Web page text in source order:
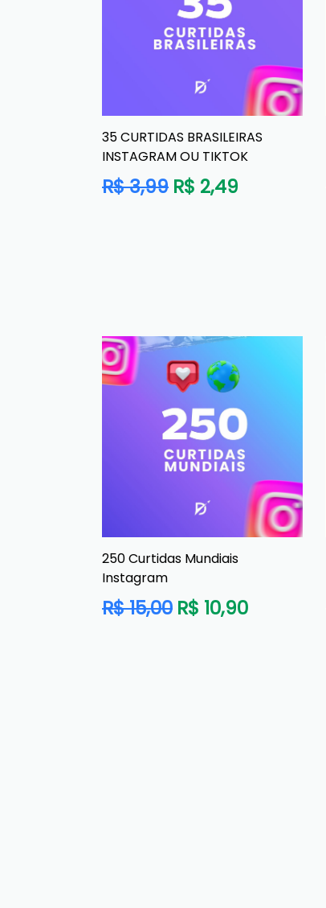
35 CURTIDAS BRASILEIRAS
INSTAGRAM OU TIKTOK
Preço
normal
R$ 3,99 R$ 2,49
250 Curtidas Mundiais
Instagram
Preço
normal
R$ 15,00 R$ 10,90